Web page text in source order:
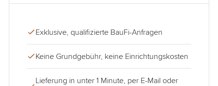
Exklusive, qualifizierte BauFi-Anfragen
Keine Grundgebühr, keine Einrichtungskosten
Lieferung in unter 1 Minute, per E-Mail oder